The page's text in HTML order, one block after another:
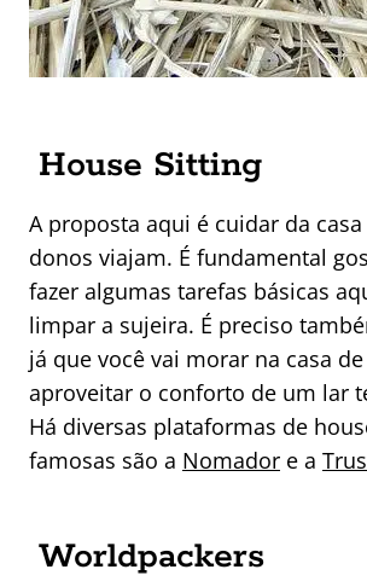
House Sitting
A proposta aqui é cuidar da
donos viajam. É fundamental
fazer algumas tarefas básicas
limpar a sujeira. É preciso
já que você vai morar na casa
aproveitar o conforto de um lar
Há diversas plataformas de
famosas são a Nomador e a
Worldpackers